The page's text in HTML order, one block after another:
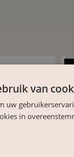
-
van
uw
in